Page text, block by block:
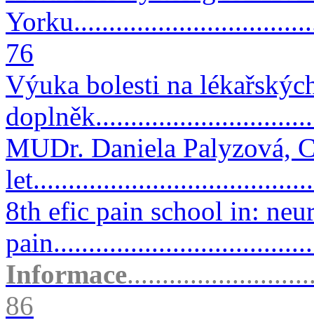
76
Výuka bolesti na
MUDr. Daniela Palyzová,
8th efic pain school in:
Informace
86